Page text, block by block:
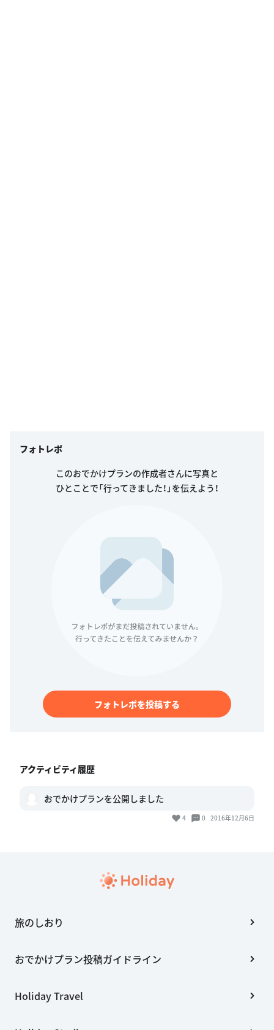
フォトレポ
このおでかけプランの作成者さんに写真と
ひとことで「行ってきました！」を伝えよう！
フォトレポを投稿する
アクティビティ履歴
おでかけプランを公開しました
4 0 2016年12月6日
旅のしおり
おでかけプラン投稿ガイドライン
Holiday Travel